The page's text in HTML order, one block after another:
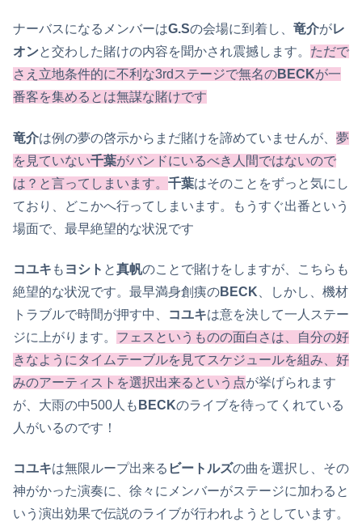
ナーバスになるメンバーはG.Sの会場に到着し、 竜介がレ
オンと交わした賭けの内容を聞かされ震撼します。 ただで
さえ立地条件的に不利な3rdステージで無名のBECKが一
番客を集めるとは無謀な賭けです
竜介は例の夢の啓示からまだ賭けを諦めていませんが、 夢
を見ていない千葉がバンドにいるべき人間ではないので
は？と言ってしまいます。 千葉はそのことをずっと気にし
ており、どこかへ行ってしまいます。もうすぐ出番という
場面で、最早絶望的な状況です
コユキ も ヨシト と真帆のことで賭けをしますが、こちらも
絶望的な状況です。最早満身創痍のBECK 、しかし、機材
トラブルで時間が押す中、
コユキは意を決して一人ステー
ジに上がります。 フェスというものの面白さは、自分の好
きなようにタイムテーブルを見てスケジュールを組み、好
みのアーティストを選択出来るという点が挙げられます
が、大雨の中500人も BECKのライブを待ってくれている
人がいるのです！
コユキは無限ループ出来る ビートルズの曲を選択し、その
神がかった演奏に、徐々にメンバーがステージに加わると
いう演出効果で伝説のライブが行われようとしています。